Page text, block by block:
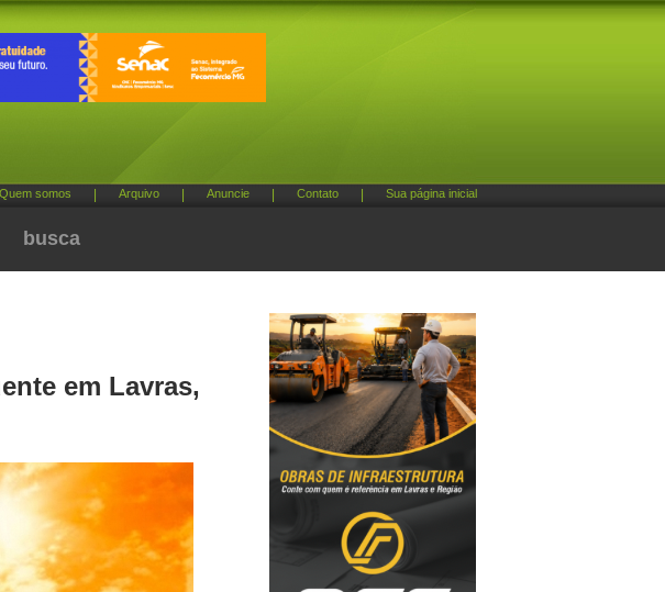
Quem somos Arquivo Anuncie Contato Sua página inicial
busca
em Lavras,